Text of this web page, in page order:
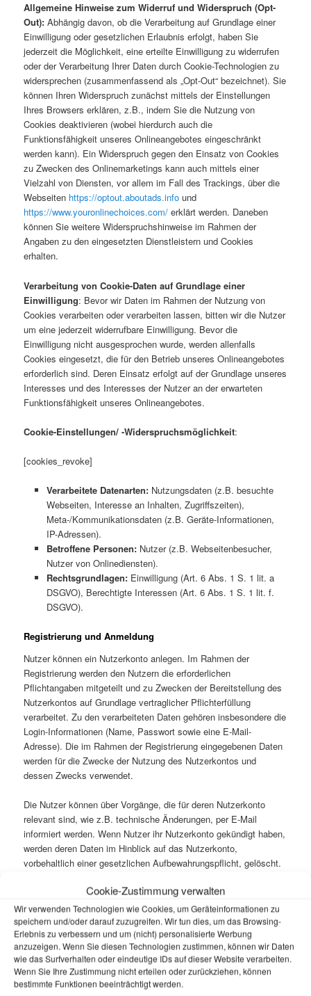
Cookie-Zustimmung verwalten
Wir verwenden Technologien wie Cookies, um Geräteinformationen zu
speichern und/oder darauf zuzugreifen. Wir tun dies, um das Browsing-
Erlebnis zu verbessern und um (nicht) personalisierte Werbung
anzuzeigen. Wenn Sie diesen Technologien zustimmen, können wir Daten
wie das Surfverhalten oder eindeutige IDs auf dieser Website verarbeiten.
Wenn Sie Ihre Zustimmung nicht erteilen oder zurückziehen, können
bestimmte Funktionen beeinträchtigt werden.
Allgemeine Hinweise zum Widerruf und Widerspruch (Opt-
Out):Abhängig davon, ob die Verarbeitung auf Grundlage einer
Einwilligung oder gesetzlichen Erlaubnis erfolgt, haben Sie
jederzeit die Möglichkeit, eine erteilte Einwilligung zu widerrufen
oder der Verarbeitung Ihrer Daten durch Cookie-Technologien zu
widersprechen (zusammenfassend als „Opt-Out“ bezeichnet). Sie
können Ihren Widerspruch zunächst mittels der Einstellungen
Ihres Browsers erklären, z.B., indem Sie die Nutzung von
Cookies deaktivieren (wobei hierdurch auch die
Funktionsfähigkeit unseres Onlineangebotes eingeschränkt
werden kann). Ein Widerspruch gegen den Einsatz von Cookies
zu Zwecken des Onlinemarketings kann auch mittels einer
Vielzahl von Diensten, vor allem im Fall des Trackings, über die
Webseiten https://optout.aboutads.info und
https://www.youronlinechoices.com/ erklärt werden. Daneben
können Sie weitere Widerspruchshinweise im Rahmen der
Angaben zu den eingesetzten Dienstleistern und Cookies
erhalten.
Verarbeitung von Cookie-Daten auf Grundlage einer
Einwilligung: Bevor wir Daten im Rahmen der Nutzung von
Cookies verarbeiten oder verarbeiten lassen, bitten wir die Nutzer
um eine jederzeit widerrufbare Einwilligung. Bevor die
Einwilligung nicht ausgesprochen wurde, werden allenfalls
Cookies eingesetzt, die für den Betrieb unseres Onlineangebotes
erforderlich sind. Deren Einsatz erfolgt auf der Grundlage unseres
Interesses und des Interesses der Nutzer an der erwarteten
Funktionsfähigkeit unseres Onlineangebotes.
Cookie-Einstellungen/ -Widerspruchsmöglichkeit:
[cookies_revoke]
Verarbeitete Datenarten:Nutzungsdaten (z.B. besuchte
Webseiten, Interesse an Inhalten, Zugriffszeiten),
Meta-/Kommunikationsdaten (z.B. Geräte-Informationen,
IP-Adressen).
Betroffene Personen:Nutzer (z.B. Webseitenbesucher,
Nutzer von Onlinediensten).
Rechtsgrundlagen:Einwilligung (Art. 6 Abs. 1 S. 1 lit. a
DSGVO), Berechtigte Interessen (Art. 6 Abs. 1 S. 1 lit. f.
DSGVO).
Registrierung und Anmeldung
Nutzer können ein Nutzerkonto anlegen. Im Rahmen der
Registrierung werden den Nutzern die erforderlichen
Pflichtangaben mitgeteilt und zu Zwecken der Bereitstellung des
Nutzerkontos auf Grundlage vertraglicher Pflichterfüllung
verarbeitet. Zu den verarbeiteten Daten gehören insbesondere die
Login-Informationen (Name, Passwort sowie eine E-Mail-
Adresse). Die im Rahmen der Registrierung eingegebenen Daten
werden für die Zwecke der Nutzung des Nutzerkontos und
dessen Zwecks verwendet.
Die Nutzer können über Vorgänge, die für deren Nutzerkonto
relevant sind, wie z.B. technische Änderungen, per E-Mail
informiert werden. Wenn Nutzer ihr Nutzerkonto gekündigt haben,
werden deren Daten im Hinblick auf das Nutzerkonto,
vorbehaltlich einer gesetzlichen Aufbewahrungspflicht, gelöscht.
dem Vertragsende zu sichern. Wir sind berechtigt, sämtliche
während der Vertragsdauer gespeicherte Daten des Nutzers
unwiederbringlich zu löschen.
Im Rahmen der Inanspruchnahme unserer Registrierungs- und
Anmeldefunktionen sowie der Nutzung des Nutzerkontos
speichern wir die IP-Adresse und den Zeitpunkt der jeweiligen